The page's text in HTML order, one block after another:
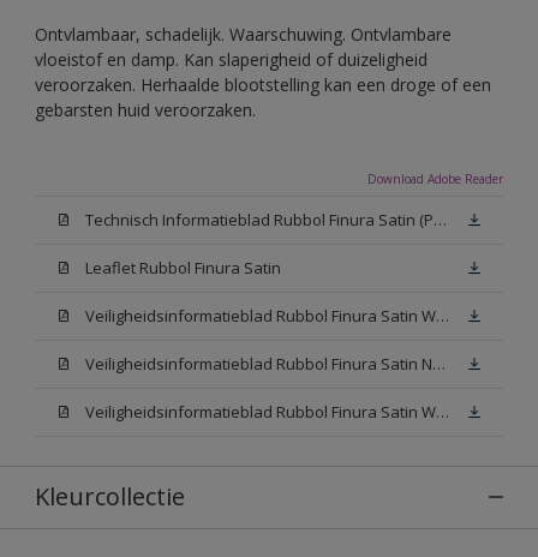
Ontvlambaar, schadelijk. Waarschuwing. Ontvlambare
vloeistof en damp. Kan slaperigheid of duizeligheid
veroorzaken. Herhaalde blootstelling kan een droge of een
gebarsten huid veroorzaken.
Download Adobe Reader
Technisch Informatieblad Rubbol Finura Satin (PDF)
Leaflet Rubbol Finura Satin
Veiligheidsinformatieblad Rubbol Finura Satin W05 (MSDS)
Veiligheidsinformatieblad Rubbol Finura Satin N00 (MSDS)
Veiligheidsinformatieblad Rubbol Finura Satin White (MSDS)
Kleurcollectie